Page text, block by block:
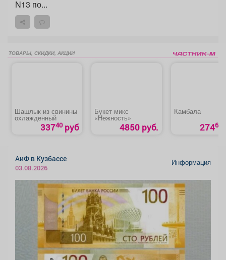
N13 по...
ТОВАРЫ, СКИДКИ, АКЦИИ
Шашлык из свинины
охлажденный
33740 руб
Букет микс
«Нежность»
4850 руб.
Камбала
27460
АиФ в Кузбассе
03.08.2026
Информация